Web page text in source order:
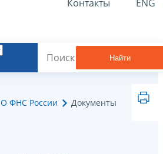
Контакты ENG
Найти
О ФНС России Документы